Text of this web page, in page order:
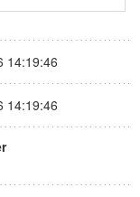
14:19:46
14:19:46